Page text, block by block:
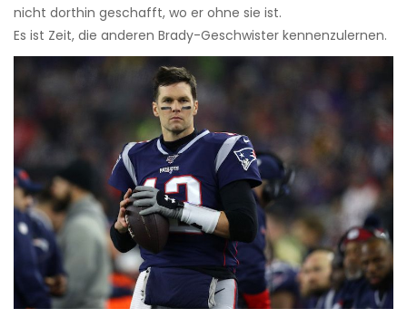
nicht dorthin geschafft, wo er ohne sie ist.
Es ist Zeit, die anderen Brady-Geschwister kennenzulernen.